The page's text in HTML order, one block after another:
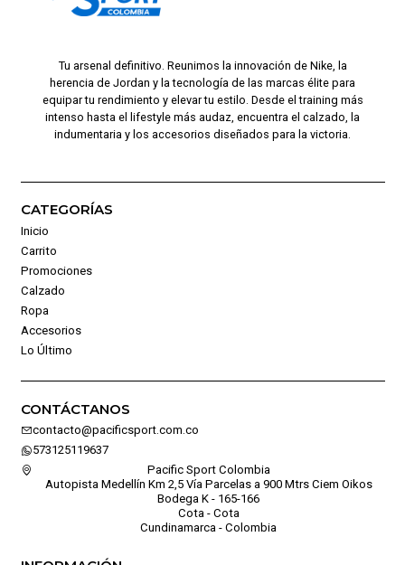
Tu arsenal definitivo. Reunimos la innovación de Nike, la
herencia de Jordan y la tecnología de las marcas élite para
equipar tu rendimiento y elevar tu estilo. Desde el training más
intenso hasta el lifestyle más audaz, encuentra el calzado, la
indumentaria y los accesorios diseñados para la victoria.
CATEGORÍAS
Inicio
Carrito
Promociones
Calzado
Ropa
Accesorios
Lo Último
CONTÁCTANOS
contacto@pacificsport.com.co
573125119637
Pacific Sport Colombia
Autopista Medellín Km 2,5 Vía Parcelas a 900 Mtrs Ciem Oikos
Bodega K - 165-166
Cota - Cota
Cundinamarca - Colombia